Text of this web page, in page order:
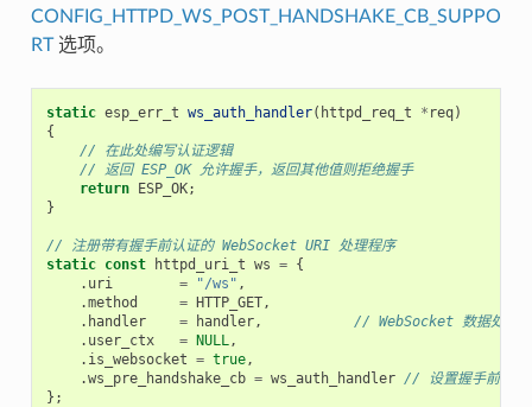
CONFIG_HTTPD_WS_POST_HANDSHAKE_CB_SUPPO
RT选项。
static esp_err_t ws_auth_handler( httpd_req_t * req)
{
// 在此处编写认证逻辑
// 返回 ESP_OK 允许握手，返回其他值则拒绝握手
return ESP_OK;
}
// 注册带有握手前认证的 WebSocket URI 处理程序
static const httpd_uri_t ws = {
. uri = "/ws" ,
.method = HTTP_GET,
. handler = handler,
// WebSocket 数据处理
. user_ctx = NULL,
. is_websocket = true,
.ws_pre_handshake_cb = ws_auth_handler // 设置握手前回调
};